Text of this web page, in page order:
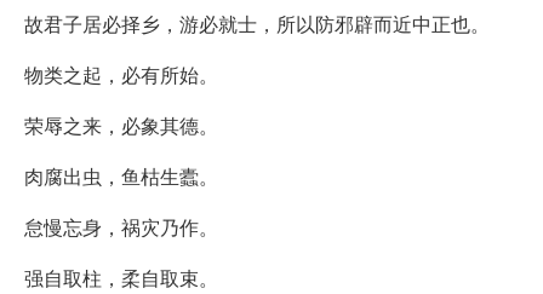
故君子居必择乡，游必就士，所以防邪辟而近中正也。
物类之起，必有所始。
荣辱之来，必象其德。
肉腐出虫，鱼枯生蠹。
怠慢忘身，祸灾乃作。
强自取柱，柔自取束。